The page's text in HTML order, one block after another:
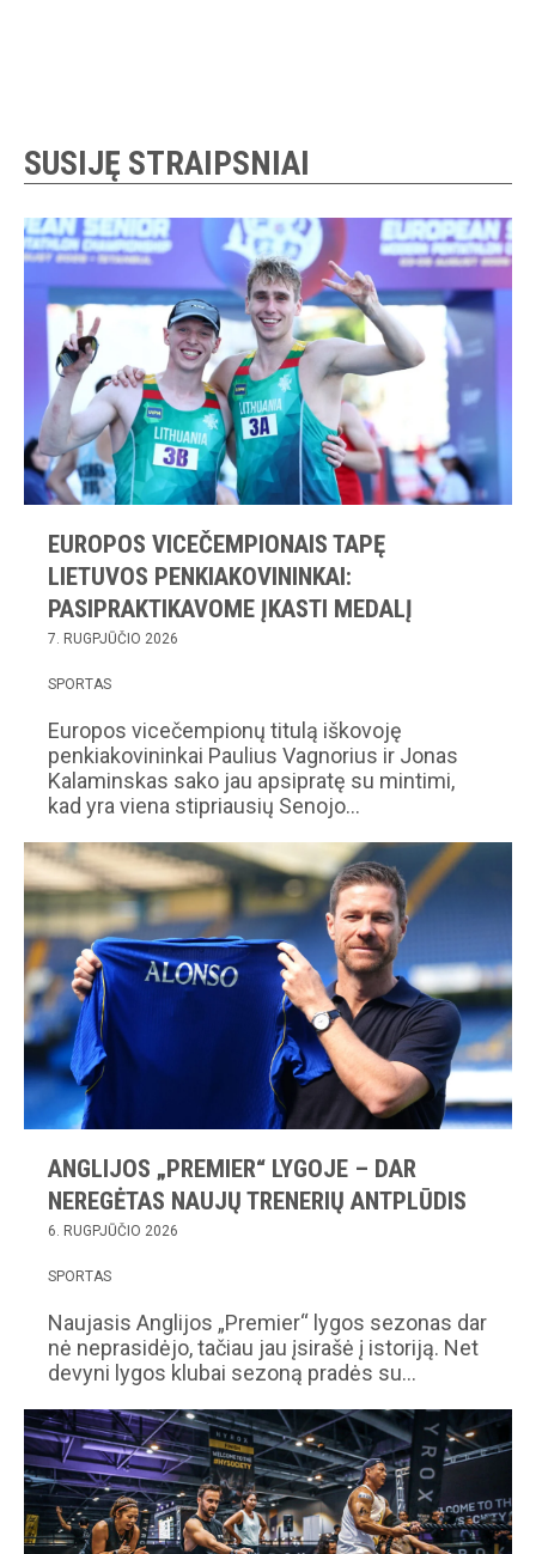
SUSIJĘ STRAIPSNIAI
EUROPOS VICEČEMPIONAIS TAPĘ
LIETUVOS PENKIAKOVININKAI:
PASIPRAKTIKAVOME ĮKASTI MEDALĮ
7. RUGPJŪČIO 2026
SPORTAS
Europos vicečempionų titulą iškovoję
penkiakovininkai Paulius Vagnorius ir Jonas
Kalaminskas sako jau apsipratę su mintimi,
kad yra viena stipriausių Senojo…
ANGLIJOS „PREMIER“ LYGOJE – DAR
NEREGĖTAS NAUJŲ TRENERIŲ ANTPLŪDIS
6. RUGPJŪČIO 2026
SPORTAS
Naujasis Anglijos „Premier“ lygos sezonas dar
nė neprasidėjo, tačiau jau įsirašė į istoriją. Net
devyni lygos klubai sezoną pradės su…